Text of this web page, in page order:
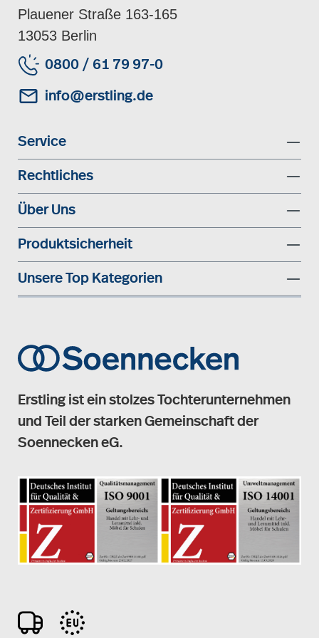
Plauener Straße 163-165
13053 Berlin
0800 / 61 79 97-0
info@erstling.de
Service
Rechtliches
Über Uns
Produktsicherheit
Unsere Top Kategorien
Erstling ist ein stolzes Tochterunternehmen
und Teil der starken Gemeinschaft der
Soennecken eG.